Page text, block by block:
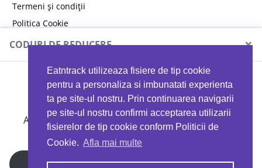
Eatntrack utilizeaza fisiere de tip cookie
pentru a personaliza si imbunatati experienta
ta pe site-ul nostru. Prin continuarea navigarii
pe site-ul nostru confirmi acceptarea utilizarii
fisierelor de tip cookie conform Politicii de
Cookie. Afla mai multe
Termeni și condiții
Politica Cookie
Politica de confidențialitate
CODURI DE REDUCERE ×
MYPROTEIN
Ai 40%reducere la orice comandă folosind codul
EATTRACK
Profită acum